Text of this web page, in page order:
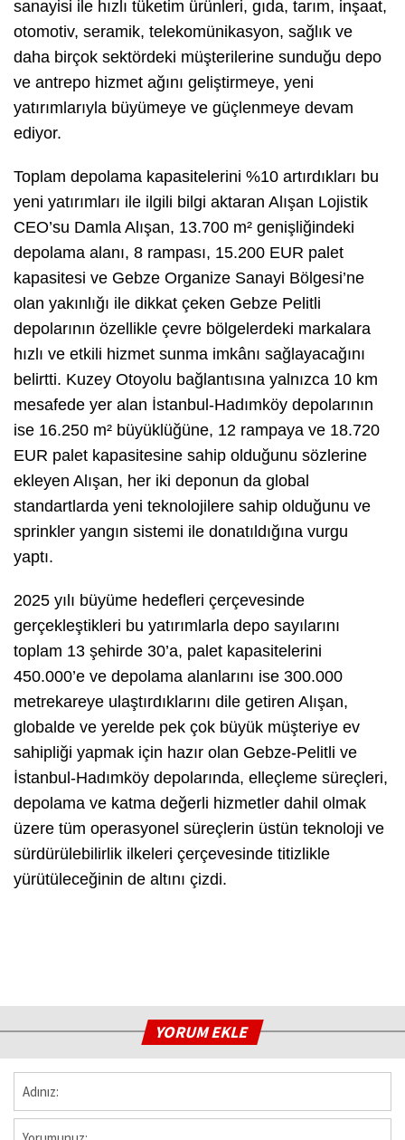
sanayisi ile hızlı tüketim ürünleri, gıda, tarım, inşaat,
otomotiv, seramik, telekomünikasyon, sağlık ve
daha birçok sektördeki müşterilerine sunduğu depo
ve antrepo hizmet ağını geliştirmeye, yeni
yatırımlarıyla büyümeye ve güçlenmeye devam
ediyor.
Toplam depolama kapasitelerini %10 artırdıkları bu
yeni yatırımları ile ilgili bilgi aktaran Alışan Lojistik
CEO’su Damla Alışan, 13.700 m² genişliğindeki
depolama alanı, 8 rampası, 15.200 EUR palet
kapasitesi ve Gebze Organize Sanayi Bölgesi’ne
olan yakınlığı ile dikkat çeken Gebze Pelitli
depolarının özellikle çevre bölgelerdeki markalara
hızlı ve etkili hizmet sunma imkânı sağlayacağını
belirtti. Kuzey Otoyolu bağlantısına yalnızca 10 km
mesafede yer alan İstanbul-Hadımköy depolarının
ise 16.250 m² büyüklüğüne, 12 rampaya ve 18.720
EUR palet kapasitesine sahip olduğunu sözlerine
ekleyen Alışan, her iki deponun da global
standartlarda yeni teknolojilere sahip olduğunu ve
sprinkler yangın sistemi ile donatıldığına vurgu
yaptı.
2025 yılı büyüme hedefleri çerçevesinde
gerçekleştikleri bu yatırımlarla depo sayılarını
toplam 13 şehirde 30’a, palet kapasitelerini
450.000’e ve depolama alanlarını ise 300.000
metrekareye ulaştırdıklarını dile getiren Alışan,
globalde ve yerelde pek çok büyük müşteriye ev
sahipliği yapmak için hazır olan Gebze-Pelitli ve
İstanbul-Hadımköy depolarında, elleçleme süreçleri,
depolama ve katma değerli hizmetler dahil olmak
üzere tüm operasyonel süreçlerin üstün teknoloji ve
sürdürülebilirlik ilkeleri çerçevesinde titizlikle
yürütüleceğinin de altını çizdi.
YORUM EKLE